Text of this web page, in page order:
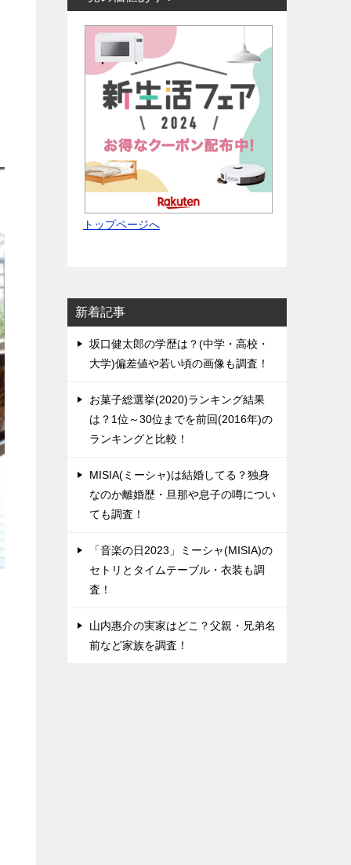
トップページへ
新着記事
坂口健太郎の学歴は？(中学・高校・
大学)偏差値や若い頃の画像も調査！
お菓子総選挙(2020)ランキング結果
は？1位～30位までを前回(2016年)の
ランキングと比較！
MISIA(ミーシャ)は結婚してる？独身
なのか離婚歴・旦那や息子の噂につい
ても調査！
「音楽の日2023」ミーシャ(MISIA)の
セトリとタイムテーブル・衣装も調
査！
山内惠介の実家はどこ？父親・兄弟名
前など家族を調査！